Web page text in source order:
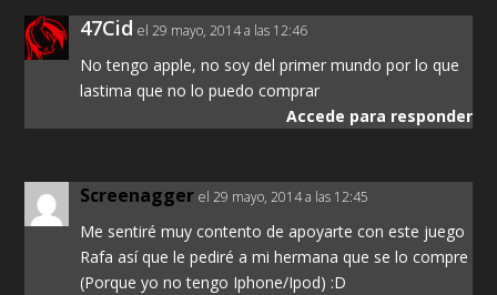
47Cid el 29 mayo, 2014 a las 12:46
No tengo apple, no soy del primer mundo por lo que
lastima que no lo puedo comprar
Accede para responder
Screenagger el 29 mayo, 2014 a las 12:45
Me sentiré muy contento de apoyarte con este juego
Rafa así que le pediré a mi hermana que se lo compre
(Porque yo no tengo Iphone/Ipod) :D